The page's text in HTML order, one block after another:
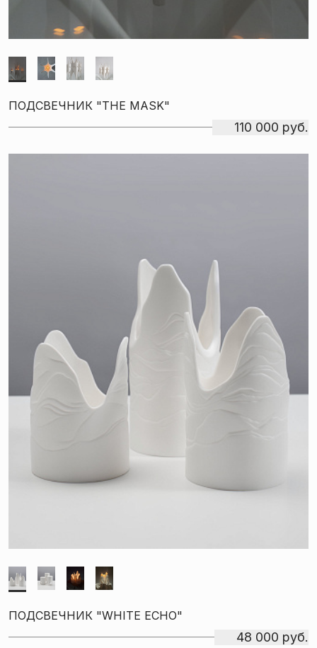
ПОДСВЕЧНИК "THE MASK"
110 000 руб.
ПОДСВЕЧНИК "WHITE ECHO"
48 000 руб.